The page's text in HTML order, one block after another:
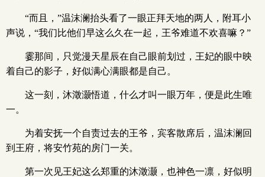
“而且，”温沫澜抬头看了一眼正拜天地的两人，附耳小
声说，“我们比他们早这么久在一起，王爷难道不欢喜嘛？”
霎那间，只觉漫天星辰在自己眼前划过，王妃的眼中映
着自己的影子，好似满心满眼都是自己。
这一刻，沐澂灏悟道，什么才叫一眼万年，便是此生唯
一。
为着安抚一个自责过去的王爷，宾客散席后，温沫澜回
到王府，将安竹苑的房门一关。
第一次见王妃这么郑重的沐澂灏，也神色一凛，好似明